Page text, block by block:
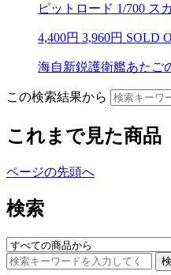
ピットロード 1/700 ス
4,400円 3,960円 SOLD
海自新鋭護衛艦あたご
この検索結果から
これまで見た商品
ページの先頭へ
検索